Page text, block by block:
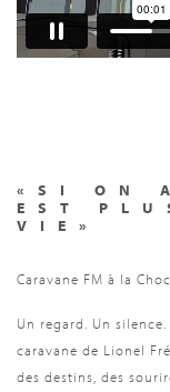
«SI ON
EST
VIE»
Caravane FM à la
Un regard. Un
caravane de Lionel
des destins, des